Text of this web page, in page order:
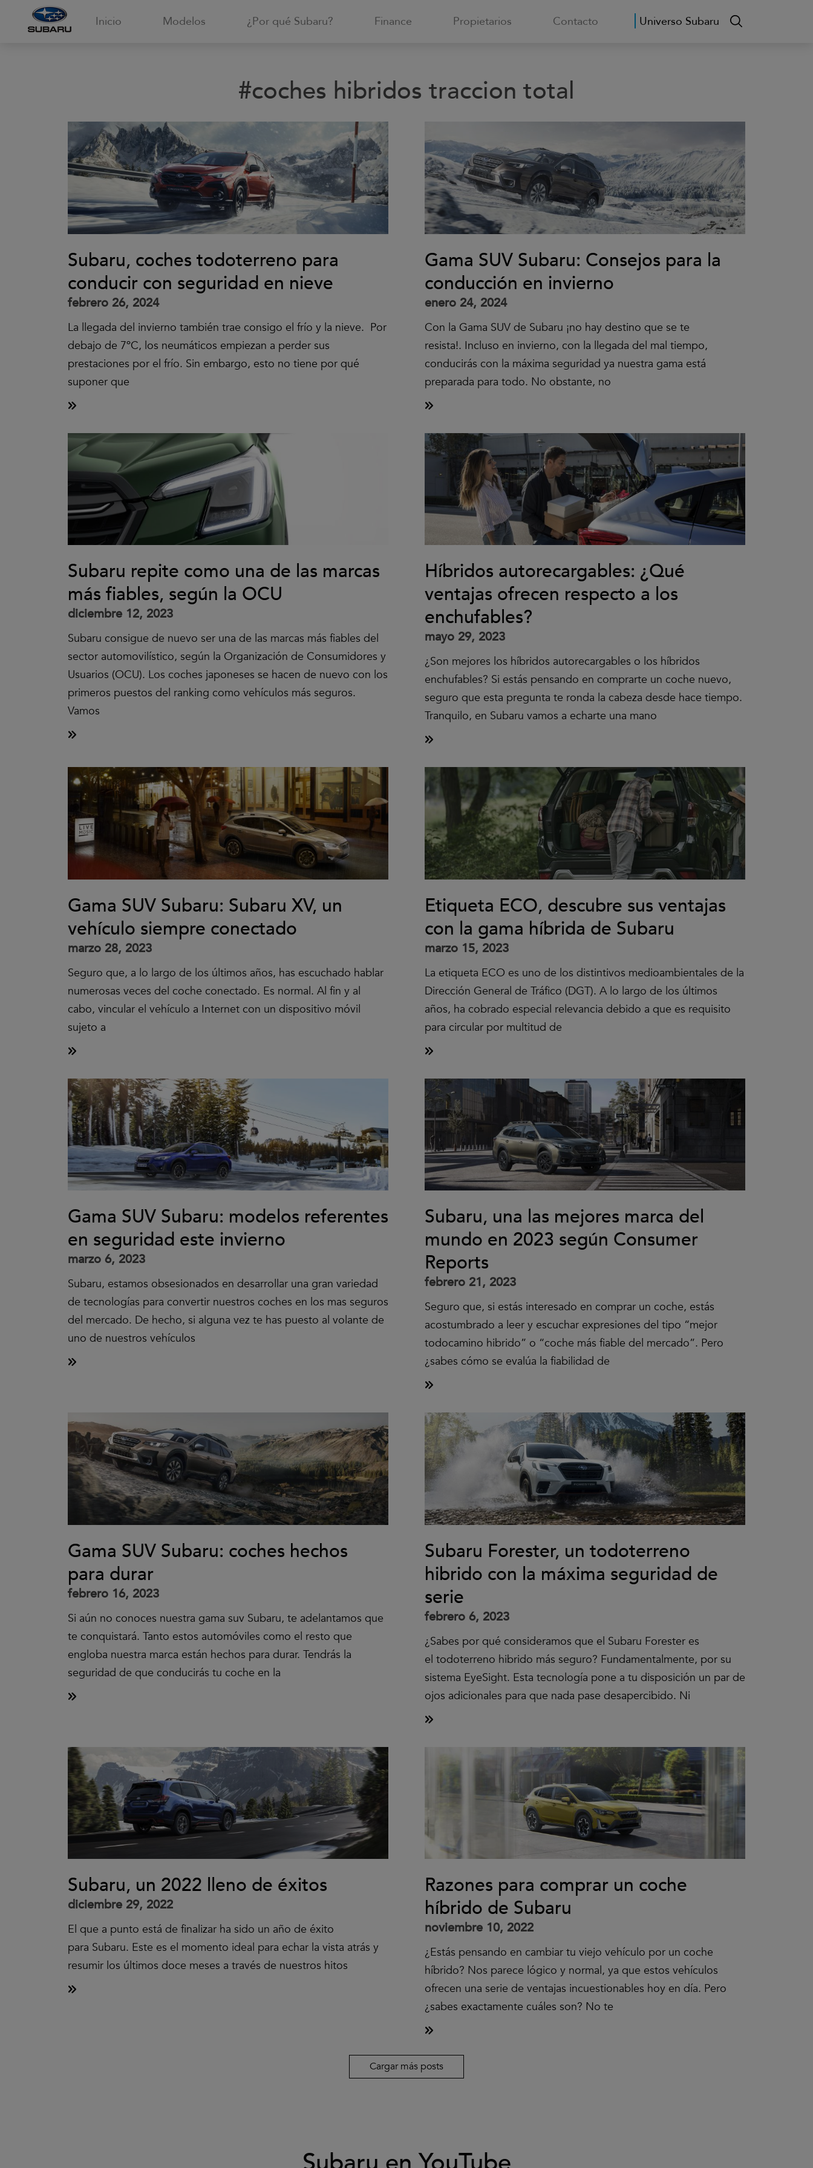
Inicio Modelos ¿Por qué Subaru? Finance Propietarios Contacto Universo Subaru
#coches hibridos traccion total
Subaru, coches todoterreno para
conducir con seguridad en nieve
febrero 26, 2024
La llegada del invierno también trae consigo el frío y la nieve. Por
debajo de 7ºC, los neumáticos empiezan a perder sus
prestaciones por el frío. Sin embargo, esto no tiene por qué
suponer que
Gama SUV Subaru: Consejos para la
conducción en invierno
enero 24, 2024
Con la Gama SUV de Subaru ¡no hay destino que se te
resista!. Incluso en invierno, con la llegada del mal tiempo,
conducirás con la máxima seguridad ya nuestra gama está
preparada para todo. No obstante, no
Subaru repite como una de las marcas
más fiables, según la OCU
diciembre 12, 2023
Subaru consigue de nuevo ser una de las marcas más fiables del
sector automovilístico, según la Organización de Consumidores y
Usuarios (OCU). Los coches japoneses se hacen de nuevo con los
primeros puestos del ranking como vehículos más seguros.
Vamos
Híbridos autorecargables: ¿Qué
ventajas ofrecen respecto a los
enchufables?
mayo 29, 2023
¿Son mejores los híbridos autorecargables o los híbridos
enchufables? Si estás pensando en comprarte un coche nuevo,
seguro que esta pregunta te ronda la cabeza desde hace tiempo.
Tranquilo, en Subaru vamos a echarte una mano
Gama SUV Subaru: Subaru XV, un
vehículo siempre conectado
marzo 28, 2023
Seguro que, a lo largo de los últimos años, has escuchado hablar
numerosas veces del coche conectado. Es normal. Al fin y al
cabo, vincular el vehículo a Internet con un dispositivo móvil
sujeto a
Etiqueta ECO, descubre sus ventajas
con la gama híbrida de Subaru
marzo 15, 2023
La etiqueta ECO es uno de los distintivos medioambientales de la
Dirección General de Tráfico (DGT). A lo largo de los últimos
años, ha cobrado especial relevancia debido a que es requisito
para circular por multitud de
Gama SUV Subaru: modelos referentes
en seguridad este invierno
marzo 6, 2023
Subaru, estamos obsesionados en desarrollar una gran variedad
de tecnologías para convertir nuestros coches en los mas seguros
del mercado. De hecho, si alguna vez te has puesto al volante de
uno de nuestros vehículos
Subaru, una las mejores marca del
mundo en 2023 según Consumer
Reports
febrero 21, 2023
Seguro que, si estás interesado en comprar un coche, estás
acostumbrado a leer y escuchar expresiones del tipo “mejor
todocamino hibrido” o “coche más fiable del mercado”. Pero
¿sabes cómo se evalúa la fiabilidad de
Gama SUV Subaru: coches hechos
para durar
febrero 16, 2023
Si aún no conoces nuestra gama suv Subaru, te adelantamos que
te conquistará. Tanto estos automóviles como el resto que
engloba nuestra marca están hechos para durar. Tendrás la
seguridad de que conducirás tu coche en la
Subaru Forester, un todoterreno
hibrido con la máxima seguridad de
serie
febrero 6, 2023
¿Sabes por qué consideramos que el Subaru Forester es
el todoterreno hibrido más seguro? Fundamentalmente, por su
sistema EyeSight. Esta tecnología pone a tu disposición un par de
ojos adicionales para que nada pase desapercibido. Ni
Subaru, un 2022 lleno de éxitos
diciembre 29, 2022
El que a punto está de finalizar ha sido un año de éxito
para Subaru. Este es el momento ideal para echar la vista atrás y
resumir los últimos doce meses a través de nuestros hitos
Razones para comprar un coche
híbrido de Subaru
noviembre 10, 2022
¿Estás pensando en cambiar tu viejo vehículo por un coche
híbrido? Nos parece lógico y normal, ya que estos vehículos
ofrecen una serie de ventajas incuestionables hoy en día. Pero
¿sabes exactamente cuáles son? No te
Cargar más posts
Clic